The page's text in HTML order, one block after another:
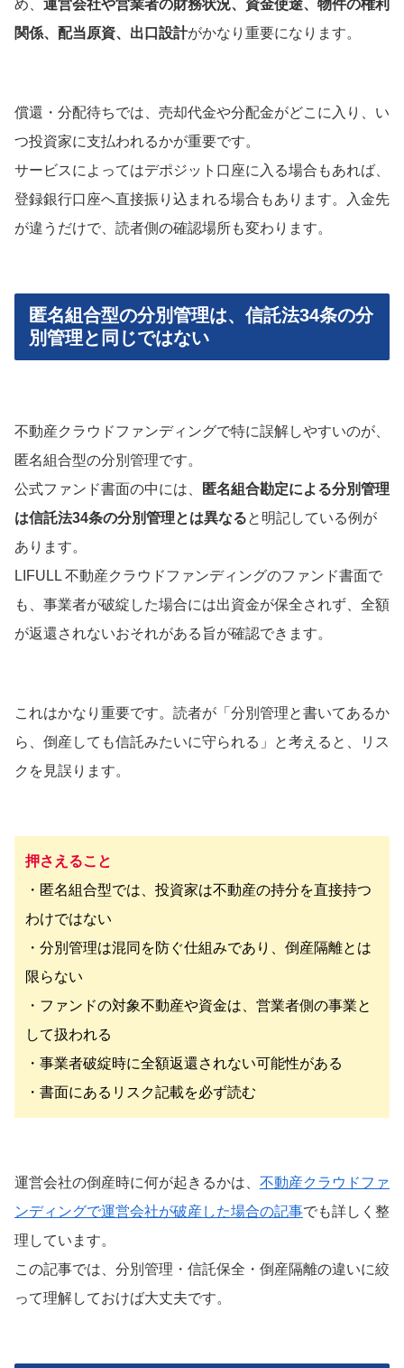
め、 運営会社や営業者の財務状況、資金使途、物件の権利
関係、配当原資、出口設計がかなり重要になります。
償還・分配待ちでは、売却代金や分配金がどこに入り、い
つ投資家に支払われるかが重要です。
サービスによってはデポジット口座に入る場合もあれば、
登録銀行口座へ直接振り込まれる場合もあります。入金先
が違うだけで、読者側の確認場所も変わります。
匿名組合型の分別管理は、信託法34条の分
別管理と同じではない
不動産クラウドファンディングで特に誤解しやすいのが、
匿名組合型の分別管理です。
公式ファンド書面の中には、
匿名組合勘定による分別管理
は信託法34条の分別管理とは異なると明記している例が
あります。
LIFULL 不動産クラウドファンディングのファンド書面で
も、事業者が破綻した場合には出資金が保全されず、全額
が返還されないおそれがある旨が確認できます。
これはかなり重要です。読者が「分別管理と書いてあるか
ら、倒産しても信託みたいに守られる」と考えると、リス
クを見誤ります。
押さえること
・匿名組合型では、投資家は不動産の持分を直接持つ
わけではない
・分別管理は混同を防ぐ仕組みであり、倒産隔離とは
限らない
・ファンドの対象不動産や資金は、営業者側の事業と
して扱われる
・事業者破綻時に全額返還されない可能性がある
・書面にあるリスク記載を必ず読む
運営会社の倒産時に何が起きるかは、 不動産クラウドファ
ンディングで運営会社が破産した場合の記事でも詳しく整
理しています。
この記事では、分別管理・信託保全・倒産隔離の違いに絞
って理解しておけば大丈夫です。